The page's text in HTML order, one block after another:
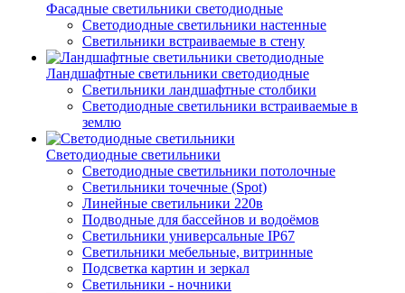
Фасадные светильники светодиодные
Светодиодные светильники настенные
Светильники встраиваемые в стену
Ландшафтные светильники светодиодные
Светильники ландшафтные столбики
Светодиодные светильники встраиваемые в
землю
Светодиодные светильники
Светодиодные светильники потолочные
Светильники точечные (Spot)
Линейные светильники 220в
Подводные для бассейнов и водоёмов
Светильники универсальные IP67
Светильники мебельные, витринные
Подсветка картин и зеркал
Светильники - ночники